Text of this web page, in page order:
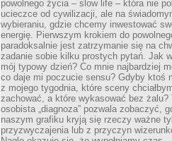
powolnego życia – slow life – która nie
ucieczce od cywilizacji, ale na
wybieraniu, gdzie chcemy inwestować
energię. Pierwszym krokiem do
paradoksalnie jest zatrzymanie się na
zadanie sobie kilku prostych pytań. Jak
mój typowy dzień? Co mnie najbardziej
co daje mi poczucie sensu? Gdyby ktoś
z mojego tygodnia, które sceny
zachować, a które wykasować bez żalu?
osobista „diagnoza” pozwala zobaczyć,
naszym grafiku kryją się rzeczy ważne
przyzwyczajenia lub z przyczyn